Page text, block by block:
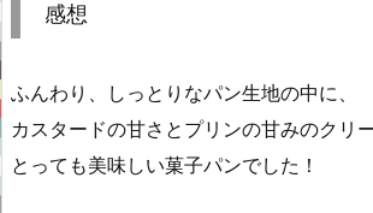
感想
ふんわり、しっとりなパン生地の中に、
カスタードの甘さとプリンの甘みのクリ
とっても美味しい菓子パンでした！